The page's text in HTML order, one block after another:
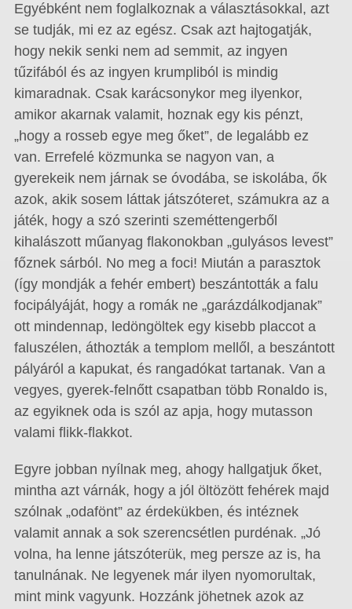
Egyébként nem foglalkoznak a választásokkal, azt
se tudják, mi ez az egész. Csak azt hajtogatják,
hogy nekik senki nem ad semmit, az ingyen
tűzifából és az ingyen krumpliból is mindig
kimaradnak. Csak karácsonykor meg ilyenkor,
amikor akarnak valamit, hoznak egy kis pénzt,
„hogy a rosseb egye meg őket”, de legalább ez
van. Errefelé közmunka se nagyon van, a
gyerekeik nem járnak se óvodába, se iskolába, ők
azok, akik sosem láttak játszóteret, számukra az a
játék, hogy a szó szerinti szeméttengerből
kihalászott műanyag flakonokban „gulyásos levest”
főznek sárból. No meg a foci! Miután a parasztok
(így mondják a fehér embert) beszántották a falu
focipályáját, hogy a romák ne „garázdálkodjanak”
ott mindennap, ledöngöltek egy kisebb placcot a
faluszélen, áthozták a templom mellől, a beszántott
pályáról a kapukat, és rangadókat tartanak. Van a
vegyes, gyerek-felnőtt csapatban több Ronaldo is,
az egyiknek oda is szól az apja, hogy mutasson
valami flikk-flakkot.
Egyre jobban nyílnak meg, ahogy hallgatjuk őket,
mintha azt várnák, hogy a jól öltözött fehérek majd
szólnak „odafönt” az érdekükben, és intéznek
valamit annak a sok szerencsétlen purdénak. „Jó
volna, ha lenne játszóterük, meg persze az is, ha
tanulnának. Ne legyenek már ilyen nyomorultak,
mint mink vagyunk. Hozzánk jöhetnek azok az